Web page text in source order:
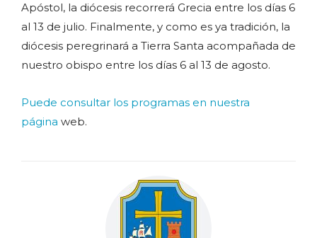
Apóstol, la diócesis recorrerá Grecia entre los días 6
al 13 de julio. Finalmente, y como es ya tradición, la
diócesis peregrinará a Tierra Santa acompañada de
nuestro obispo entre los días 6 al 13 de agosto.
Puede consultar los programas en nuestra
página web.